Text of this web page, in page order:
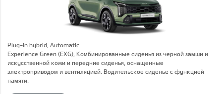
Plug-in hybrid, Automatic
Experience Green (EXG), Комбинированные сиденья из черной замши и
искусственной кожи и передние сиденья, оснащенные
электроприводом и вентиляцией. Водительское сиденье с функцией
памяти.